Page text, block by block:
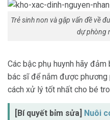
Trẻ sinh non và gặp vấn đề về
dự phòng
Các bậc phụ huynh hãy
bác sĩ để nắm được phương
cách xử lý tốt nhất cho bé
[Bí quyết bỉm sửa] Nuôi